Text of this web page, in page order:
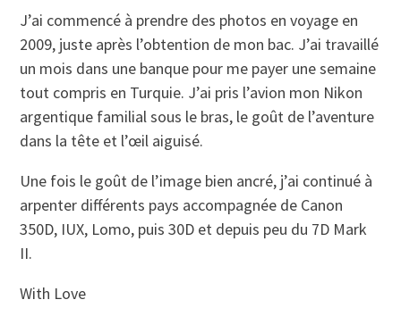
J’ai commencé à prendre des photos en voyage en
2009, juste après l’obtention de mon bac. J’ai travaillé
un mois dans une banque pour me payer une semaine
tout compris en Turquie. J’ai pris l’avion mon Nikon
argentique familial sous le bras, le goût de l’aventure
dans la tête et l’œil aiguisé.
Une fois le goût de l’image bien ancré, j’ai continué à
arpenter différents pays accompagnée de Canon
350D, IUX, Lomo, puis 30D et depuis peu du 7D Mark
II.
With Love